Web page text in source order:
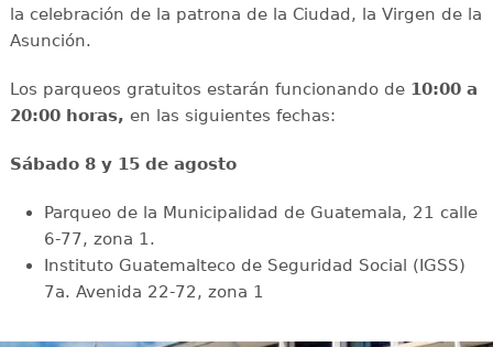
la celebración de la patrona de la Ciudad, la Virgen de la
Asunción.
Los parqueos gratuitos estarán funcionando de 10:00 a
20:00 horas, en las siguientes fechas:
Sábado 8 y 15 de agosto
Parqueo de la Municipalidad de Guatemala, 21 calle
6-77, zona 1.
Instituto Guatemalteco de Seguridad Social (IGSS)
7a. Avenida 22-72, zona 1